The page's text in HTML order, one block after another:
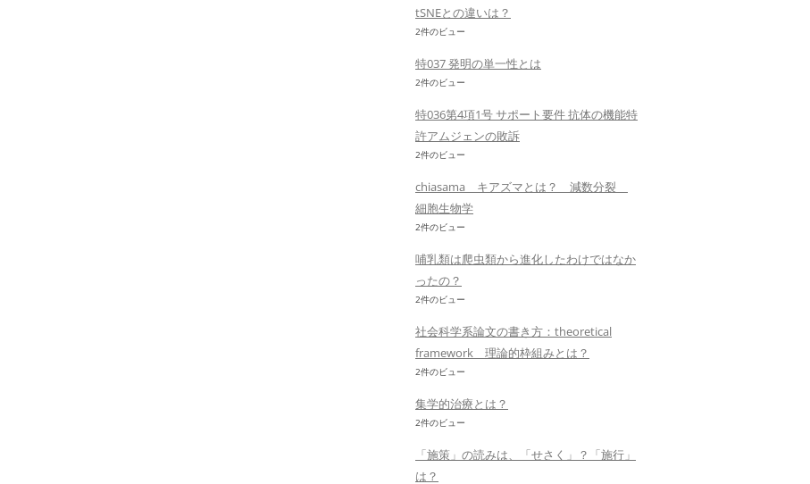
tSNEとの違いは？
2件のビュー
特037 発明の単一性とは
2件のビュー
特036第4項1号 サポート要件 抗体の機能特
許アムジェンの敗訴
2件のビュー
chiasama キアズマとは？ 減数分裂
細胞生物学
2件のビュー
哺乳類は爬虫類から進化したわけではなか
ったの？
2件のビュー
社会科学系論文の書き方：theoretical
framework 理論的枠組みとは？
2件のビュー
集学的治療とは？
2件のビュー
「施策」の読みは、「せさく」？「施行」
は？